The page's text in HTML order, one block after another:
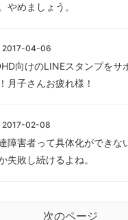
やめましょう。
2017-04-06
向けのLINEスタンプをサ
月子さんお疲れ様！
2017-02-08
障害者って具体化ができな
失敗し続けるよね。
次のページ